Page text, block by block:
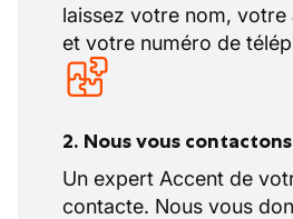
laissez votre nom, votre
et votre numéro de
2. Nous vous contactons
Un expert Accent de
contacte. Nous vous